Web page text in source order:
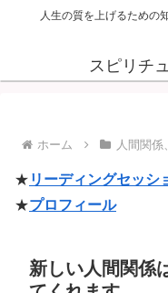
人生の質を上げるための
スピリチ
ホーム 人間関係
★ リーディングセッシ
★プロフィール
新しい人間関係